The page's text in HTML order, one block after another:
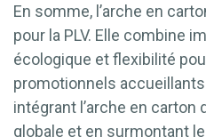
En somme, l’arche en
pour la PLV. Elle combine
écologique et flexibilité
promotionnels
intégrant l’arche en carton
globale et en surmontant